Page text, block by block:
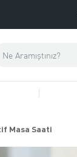
Masa Saati